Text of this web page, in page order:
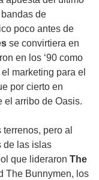
de
poco antes de
se convirtiera en
en los ‘90 como
el marketing para el
por cierto en
el arribo de Oasis.
pero al
de las islas
que lideraron The
The Bunnymen, los